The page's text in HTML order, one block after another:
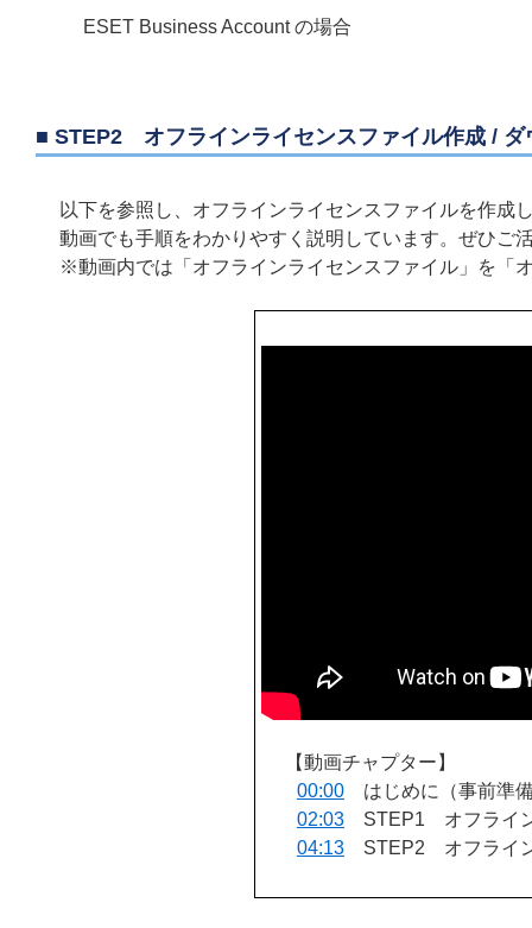
ESET Business Account の場合
■ STEP2 オフラインライセンスファイル作成 / ダ
以下を参照し、オフラインライセンスファイルを作成
動画でも手順をわかりやすく説明しています。ぜひご
※動画内では「オフラインライセンスファイル」を「
【動画チャプター】
00:00 はじめに（事前準
02:03 STEP1 オフライン
04:13 STEP2 オフライン